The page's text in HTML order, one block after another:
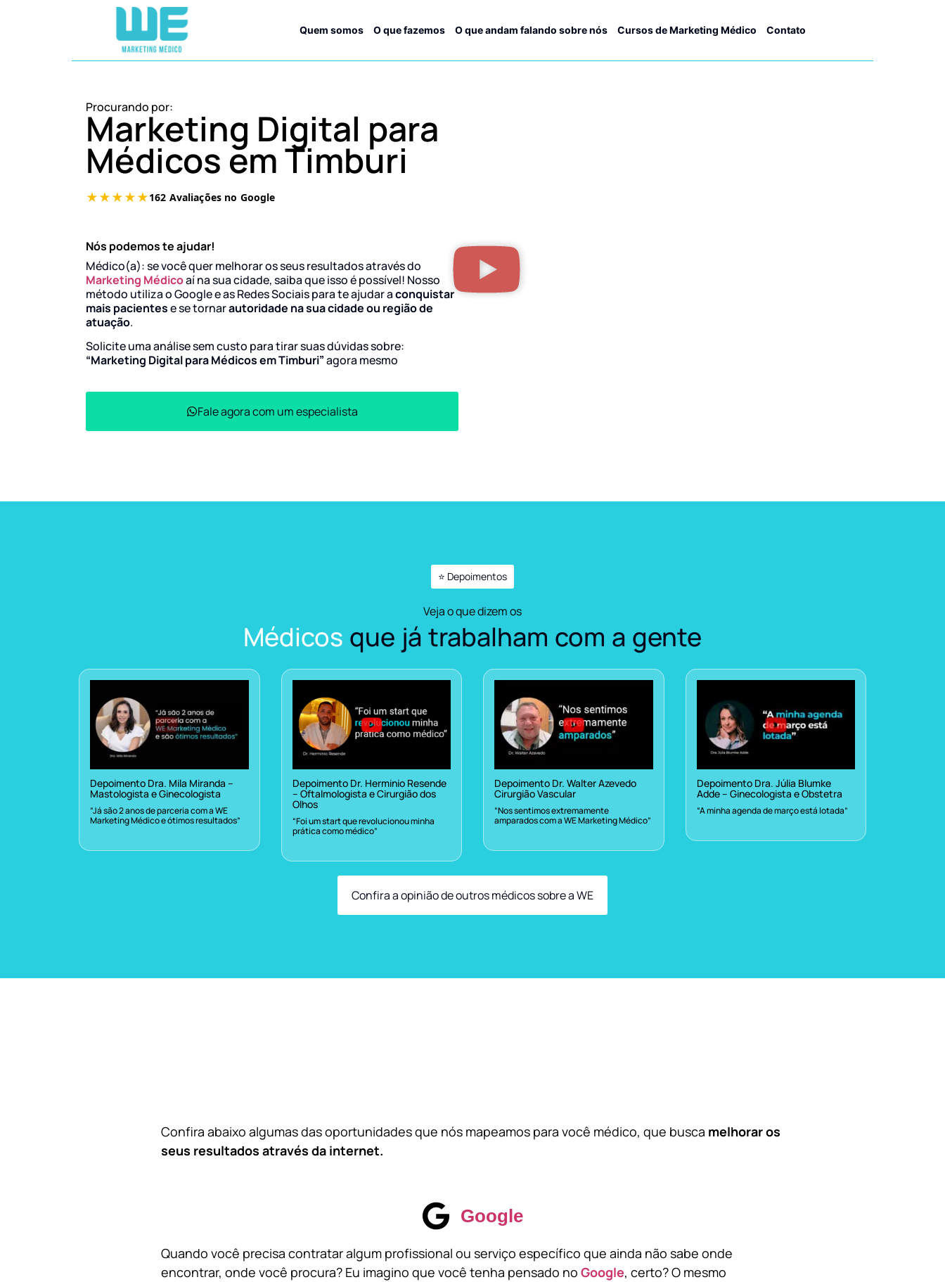
Quem somos O que fazemos O que andam falando sobre nós Cursos de Marketing Médico Contato
Procurando por:
Marketing Digital para
Médicos em Timburi
Nós podemos te ajudar!
Médico(a): se você quer melhorar os seus resultados através do
Marketing Médicoaí na sua cidade, saiba que isso é possível! Nosso
método utiliza o Google e as Redes Sociais para te ajudar aconquistar
mais pacientese se tornarautoridade na sua cidade ou região de
atuação.
Solicite uma análise sem custo para tirar suas dúvidas sobre:
“Marketing Digital para Médicos em Timburi”agora mesmo
Fale agora com um especialista
⭐ Depoimentos
Veja o que dizem os
Médicos que já trabalham com a gente
Depoimento Dra. Mila Miranda –
Mastologista e Ginecologista
“Já são 2 anos de parceria com a WE
Marketing Médico e ótimos resultados”
Depoimento Dr. Herminio Resende
– Oftalmologista e Cirurgião dos
Olhos
“Foi um start que revolucionou minha
prática como médico”
Depoimento Dr. Walter Azevedo
Cirurgião Vascular
“Nos sentimos extremamente
amparados com a WE Marketing Médico”
Depoimento Dra. Júlia Blumke
Adde – Ginecologista e Obstetra
“A minha agenda de março está lotada”
Confira a opinião de outros médicos sobre a WE
Confira abaixo algumas das oportunidades que nós mapeamos para você médico, que busca melhorar os
seus resultados através da internet.
Google
Quando você precisa contratar algum profissional ou serviço específico que ainda não sabe onde
encontrar, onde você procura? Eu imagino que você tenha pensado no Google, certo? O mesmo